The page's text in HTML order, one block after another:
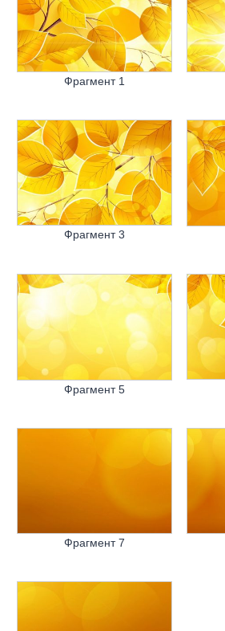
Фрагмент 1
Фрагмент 3
Фрагмент 5
Фрагмент 7